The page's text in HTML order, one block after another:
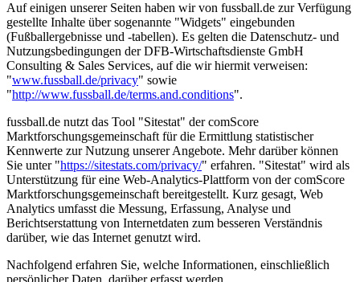
Auf einigen unserer Seiten haben wir von fussball.de zur Verfügung
gestellte Inhalte über sogenannte "Widgets" eingebunden
(Fußballergebnisse und -tabellen). Es gelten die Datenschutz- und
Nutzungsbedingungen der DFB-Wirtschaftsdienste GmbH
Consulting & Sales Services, auf die wir hiermit verweisen:
"www.fussball.de/privacy" sowie
"http://www.fussball.de/terms.and.conditions".
fussball.de nutzt das Tool "Sitestat" der comScore
Marktforschungsgemeinschaft für die Ermittlung statistischer
Kennwerte zur Nutzung unserer Angebote. Mehr darüber können
Sie unter "https://sitestats.com/privacy/" erfahren. "Sitestat" wird als
Unterstützung für eine Web-Analytics-Plattform von der comScore
Marktforschungsgemeinschaft bereitgestellt. Kurz gesagt, Web
Analytics umfasst die Messung, Erfassung, Analyse und
Berichtserstattung von Internetdaten zum besseren Verständnis
darüber, wie das Internet genutzt wird.
Nachfolgend erfahren Sie, welche Informationen, einschließlich
persönlicher Daten, darüber erfasst werden.